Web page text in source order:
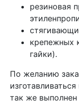
резиновая
крепежных
гайки).
По желанию
так же выполнен